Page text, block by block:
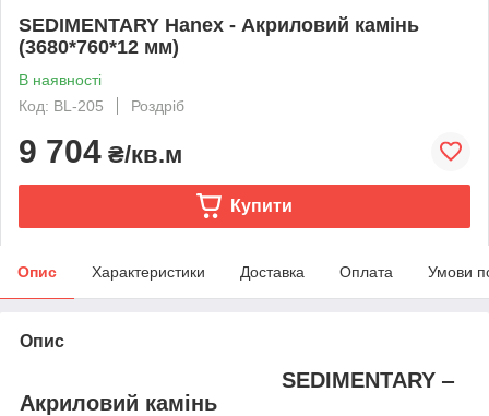
SEDIMENTARY Hanex - Акриловий камінь
(3680*760*12 мм)
В наявності
Код: BL-205
Роздріб
9 704 ₴/кв.м
Купити
Опис Характеристики Доставка Оплата Умови
Опис
SEDIMENTARY ‒
Акриловий камінь